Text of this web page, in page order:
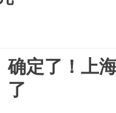
确定了！上
了